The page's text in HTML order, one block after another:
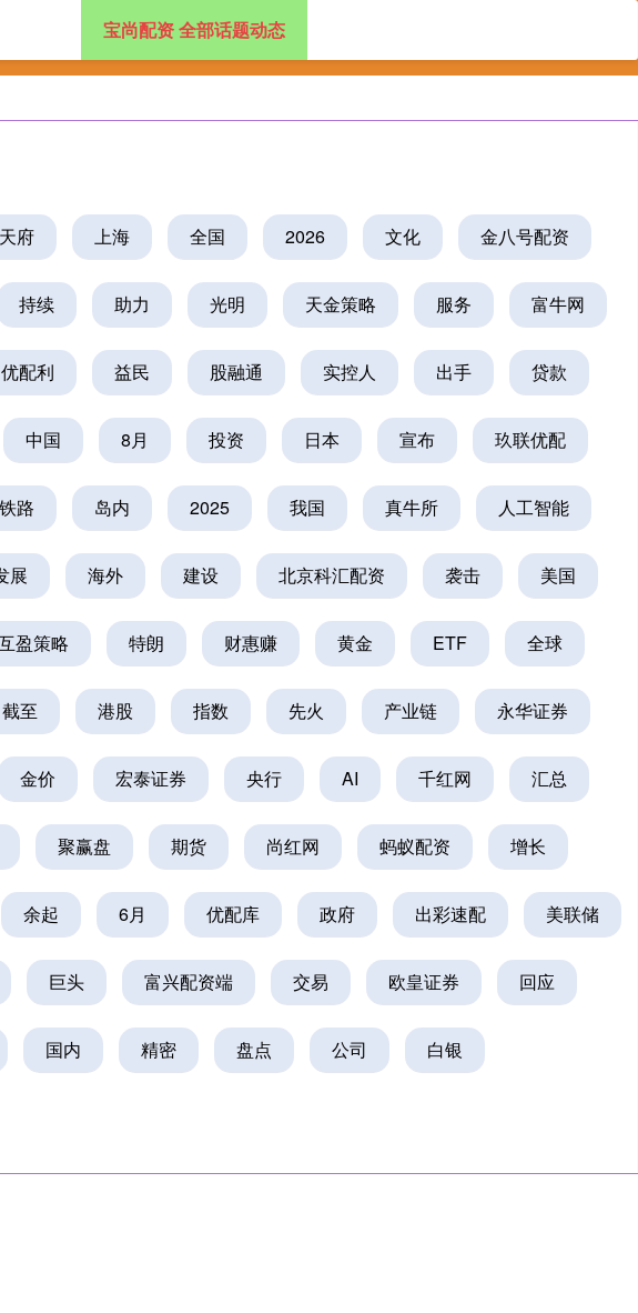
宝尚配资 按月配资开户 专业炒股配资公司
宝尚配资 全部话题动态
天府 上海 全国 2026 文化 金八号配资
持续 助力 光明 天金策略 服务 富牛网
优配利 益民 股融通 实控人 出手 贷款
中国 8月 投资 日本 宣布 玖联优配
铁路 岛内 2025 我国 真牛所 人工智能
展 海外 建设 北京科汇配资 袭击 美国
盈策略 特朗 财惠赚 黄金 ETF 全球
截至 港股 指数 先火 产业链 永华证券
金价 宏泰证券 央行 AI 千红网 汇总
聚赢盘 期货 尚红网 蚂蚁配资 增长
余起 6月 优配库 政府 出彩速配 美联储
巨头 富兴配资端 交易 欧皇证券 回应
国内 精密 盘点 公司 白银
3940.04 39.68 1.02% 深证成指 14311.01 200.89